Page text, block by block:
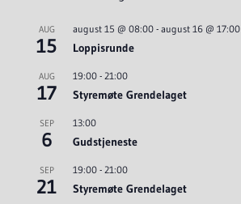
AUG
15
august 15 @ 08:00- august 16 @ 17:00
Loppisrunde
AUG
17
19:00- 21:00
Styremøte Grendelaget
SEP
6
13:00
Gudstjeneste
SEP
21
19:00- 21:00
Styremøte Grendelaget